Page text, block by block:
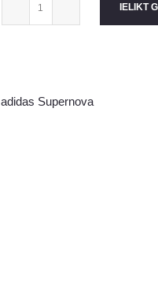
IELIKT
adidas Supernova